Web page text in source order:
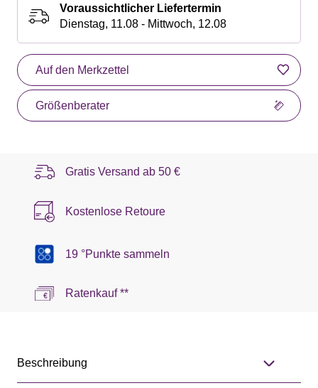
Voraussichtlicher Liefertermin
Dienstag, 11.08 - Mittwoch, 12.08
Auf den Merkzettel
Größenberater
Gratis Versand ab 50 €
Kostenlose Retoure
19 °Punkte sammeln
Ratenkauf **
Beschreibung